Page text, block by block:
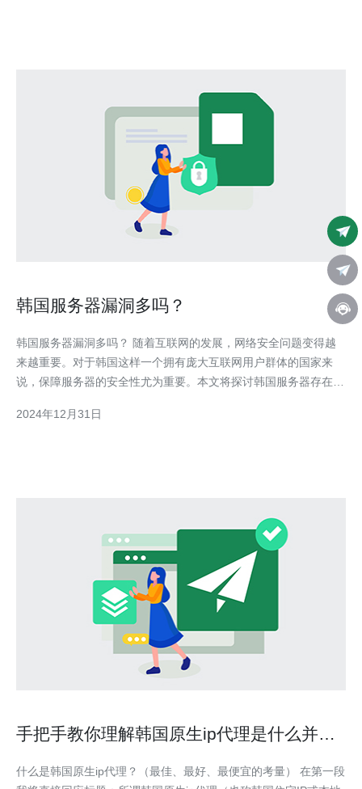
韩国服务器漏洞多吗？
韩国服务器漏洞多吗？ 随着互联网的发展，网络安全问题变得越
来越重要。对于韩国这样一个拥有庞大互联网用户群体的国家来
说，保障服务器的安全性尤为重要。本文将探讨韩国服务器存在的
和数据中心。然而，这并不意味着韩国服务器没有漏洞。实际上，
2024年12月31日
手把手教你理解韩国原生ip代理是什么并实
什么是韩国原生ip代理？（最佳、最好、最便宜的考量） 在第一段